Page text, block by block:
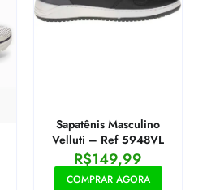
Sapatênis Masculino
Velluti – Ref 5948VL
R$149,99
COMPRAR AGORA